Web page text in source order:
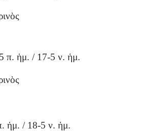
π. ἡμ. / 17-5 ν. ἡμ.
ἡμ. / 18-5 ν. ἡμ.